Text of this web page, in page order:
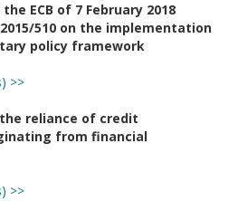
ECB of 7 February 2018
510 on the implementation
policy framework
>>
the reliance of credit
from financial
>>